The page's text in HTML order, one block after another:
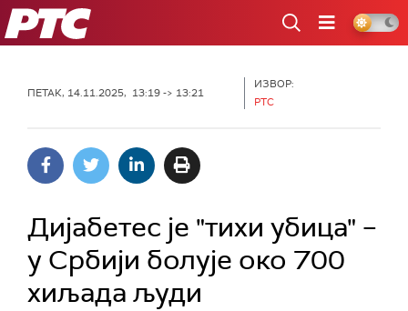
РТС
ПЕТАК, 14.11.2025, 13:19 -> 13:21
ИЗВОР:
РТС
Дијабетес је "тихи убица" –
у Србији болује око 700
хиљада људи